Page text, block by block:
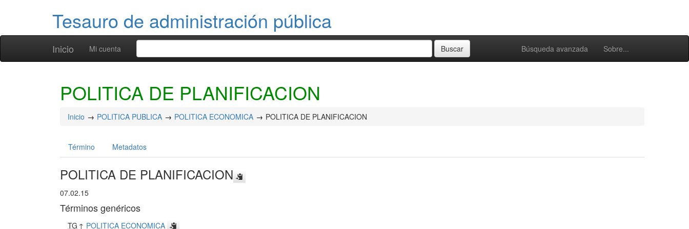
Tesauro de administración pública
Inicio Búsqueda avanzada Sobre...
Mi cuenta
POLITICA DE PLANIFICACION
Inicio POLITICA PUBLICA POLITICA ECONOMICA POLITICA DE PLANIFICACION
Término Metadatos
POLITICA DE PLANIFICACION
07.02.15
Términos genéricos
TG ↑ POLITICA ECONOMICA